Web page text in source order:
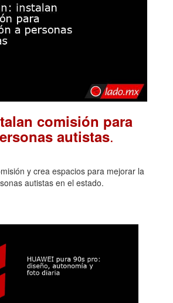
comisión para
autistas.
y crea espacios para mejorar la
autistas en el estado.